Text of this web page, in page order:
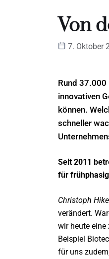
Von
7. Oktober
Rund 37.000
innovativen
können.
schneller
Seit 2011
für
Christoph
verändert.
wir heute eine
Beispiel
für uns